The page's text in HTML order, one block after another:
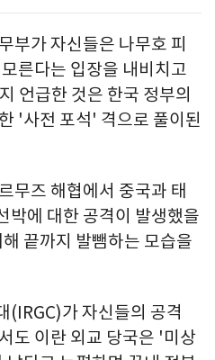
부가 자신들은 나무호 피
른다는 입장을 내비치고
언급한 것은 한국 정부의
'사전 포석' 격으로 풀이된
무즈 해협에서 중국과 태
박에 대한 공격이 발생했을
끝까지 발뺌하는 모습을
(IRGC)가 자신들의 공격
도 이란 외교 당국은 '미상